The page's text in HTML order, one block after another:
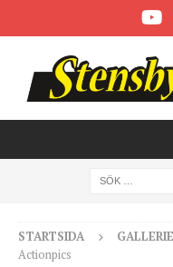
STARTSIDA
Actionpics